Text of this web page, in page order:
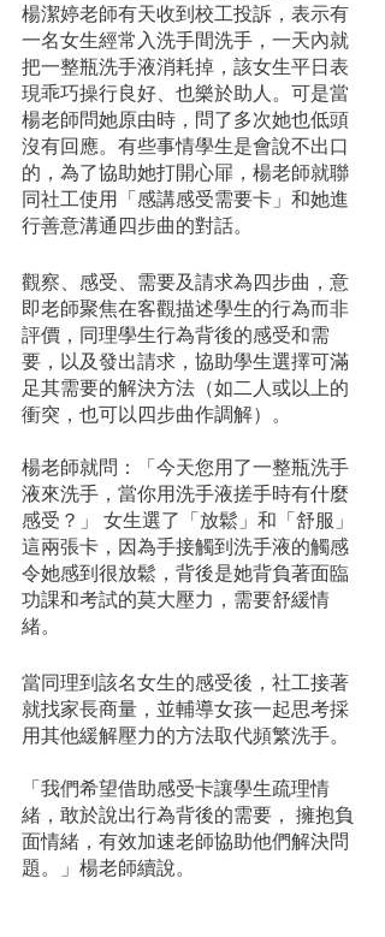
楊潔婷老師有天收到校工投訴，表示有
一名女生經常入洗手間洗手，一天內就
把一整瓶洗手液消耗掉，該女生平日表
現乖巧操行良好、也樂於助人。可是當
楊老師問她原由時，問了多次她也低頭
沒有回應。有些事情學生是會說不出口
的，為了協助她打開心屝，楊老師就聯
同社工使用「感講感受需要卡」和她進
行善意溝通四步曲的對話。
觀察、感受、需要及請求為四步曲，意
即老師聚焦在客觀描述學生的行為而非
評價，同理學生行為背後的感受和需
要，以及發出請求，協助學生選擇可滿
足其需要的解決方法（如二人或以上的
衝突，也可以四步曲作調解）。
楊老師就問：「今天您用了一整瓶洗手
液來洗手，當你用洗手液搓手時有什麼
感受？」 女生選了「放鬆」和「舒服」
這兩張卡，因為手接觸到洗手液的觸感
令她感到很放鬆，背後是她背負著面臨
功課和考試的莫大壓力，需要舒緩情
緒。
當同理到該名女生的感受後，社工接著
就找家長商量，並輔導女孩一起思考採
用其他緩解壓力的方法取代頻繁洗手。
「我們希望借助感受卡讓學生疏理情
緒，敢於說出行為背後的需要， 擁抱負
面情緒，有效加速老師協助他們解決問
題。」楊老師續說。